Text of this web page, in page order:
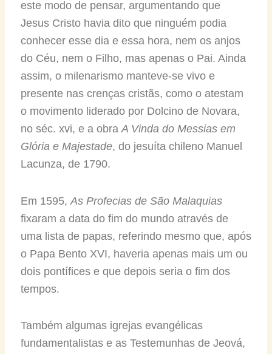
este modo de pensar, argumentando que
Jesus Cristo havia dito que ninguém podia
conhecer esse dia e essa hora, nem os anjos
do Céu, nem o Filho, mas apenas o Pai. Ainda
assim, o milenarismo manteve-se vivo e
presente nas crenças cristãs, como o atestam
o movimento liderado por Dolcino de Novara,
no séc. xvi, e a obraA Vinda do Messias em
Glória e Majestade, do jesuíta chileno Manuel
Lacunza, de 1790.
Em 1595, As Profecias de São Malaquias
fixaram a data do fim do mundo através de
uma lista de papas, referindo mesmo que, após
o Papa Bento XVI, haveria apenas mais um ou
dois pontífices e que depois seria o fim dos
tempos.
Também algumas igrejas evangélicas
fundamentalistas e as Testemunhas de Jeová,